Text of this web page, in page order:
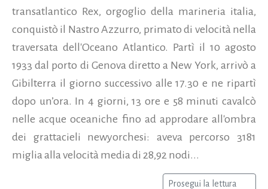
transatlantico Rex, orgoglio della marineria italia,
conquistò il Nastro Azzurro, primato di velocità nella
traversata dell'Oceano Atlantico. Partì il 10 agosto
1933 dal porto di Genova diretto a New York, arrivò a
Gibilterra il giorno successivo alle 17.30 e ne ripartì
dopo un’ora. In 4 giorni, 13 ore e 58 minuti cavalcò
nelle acque oceaniche fino ad approdare all'ombra
dei grattacieli newyorchesi: aveva percorso 3181
miglia alla velocità media di 28,92 nodi...
Prosegui la lettura